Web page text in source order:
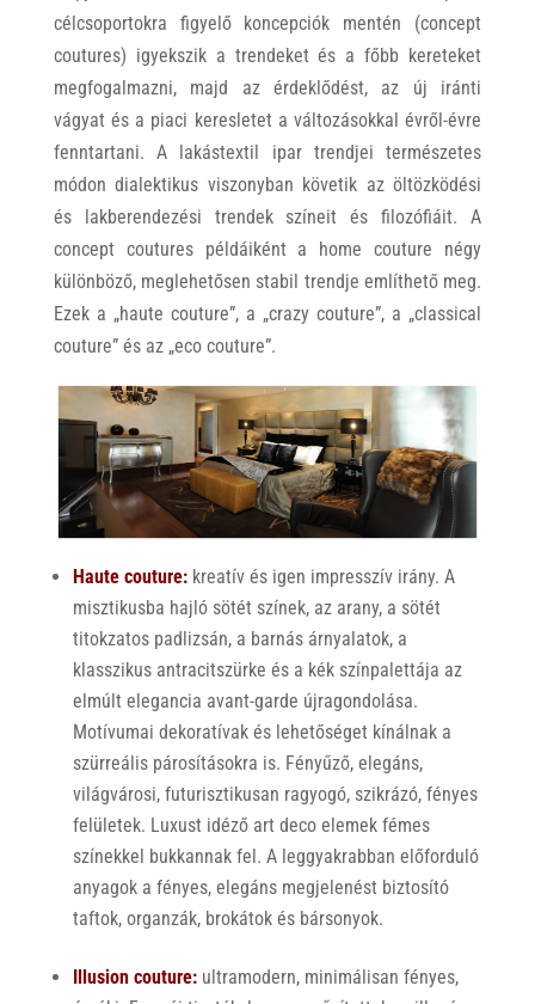
célcsoportokra figyelő koncepciók mentén (concept
coutures) igyekszik a trendeket és a főbb kereteket
megfogalmazni, majd az érdeklődést, az új iránti
vágyat és a piaci keresletet a változásokkal évről-évre
fenntartani. A lakástextil ipar trendjei természetes
módon dialektikus viszonyban követik az öltözködési
és lakberendezési trendek színeit és filozófiáit. A
concept coutures példáiként a home couture négy
különböző, meglehetősen stabil trendje említhető meg.
Ezek a „haute couture”, a „crazy couture”, a „classical
couture” és az „eco couture”.
Haute couture: kreatív és igen impresszív irány. A
misztikusba hajló sötét színek, az arany, a sötét
titokzatos padlizsán, a barnás árnyalatok, a
klasszikus antracitszürke és a kék színpalettája az
elmúlt elegancia avant-garde újragondolása.
Motívumai dekoratívak és lehetőséget kínálnak a
szürreális párosításokra is. Fényűző, elegáns,
világvárosi, futurisztikusan ragyogó, szikrázó, fényes
felületek. Luxust idéző art deco elemek fémes
színekkel bukkannak fel. A leggyakrabban előforduló
anyagok a fényes, elegáns megjelenést biztosító
taftok, organzák, brokátok és bársonyok.
Illusion couture:ultramodern, minimálisan fényes,